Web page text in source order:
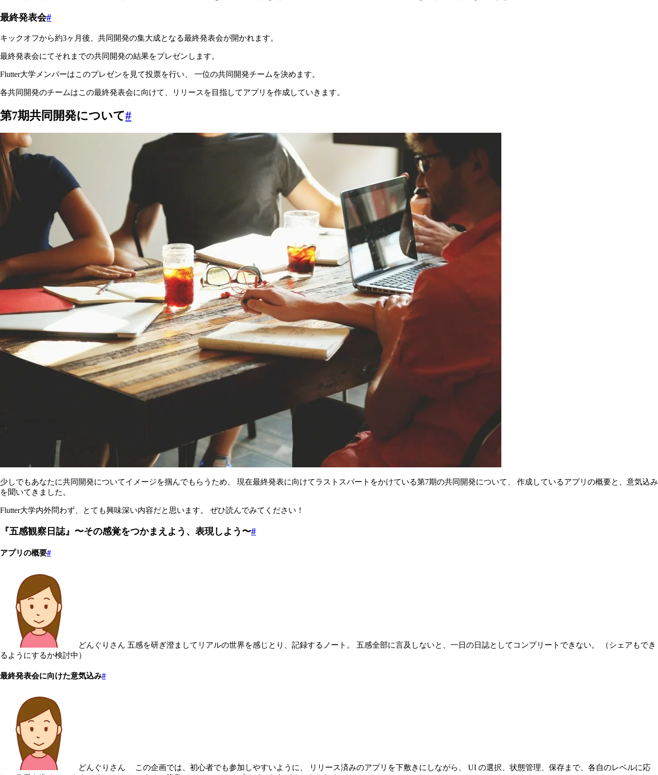
最終発表会#
キックオフから約3ヶ月後、共同開発の集大成となる最終発表会が開かれます。
最終発表会にてそれまでの共同開発の結果をプレゼンします。
Flutter大学メンバーはこのプレゼンを見て投票を行い、 一位の共同開発チームを決めます。
各共同開発のチームはこの最終発表会に向けて、リリースを目指してアプリを作成していきます。
第7期共同開発について#
少しでもあなたに共同開発についてイメージを掴んでもらうため、 現在最終発表に向けてラストスパートをかけている第7期の共同開発について、 作成しているアプリの概要と、意気込み
を聞いてきました。
Flutter大学内外問わず、とても興味深い内容だと思います。 ぜひ読んでみてください！
『五感観察日誌』〜その感覚をつかまえよう、表現しよう〜#
アプリの概要#
どんぐりさん 五感を研ぎ澄ましてリアルの世界を感じとり、記録するノート。 五感全部に言及しないと、一日の日誌としてコンプリートできない。 （シェアもでき
るようにするか検討中）
最終発表会に向けた意気込み#
どんぐりさん この企画では、初心者でも参加しやすいように、 リリース済みのアプリを下敷きにしながら、 UI の選択、状態管理、保存まで、各自のレベルに応